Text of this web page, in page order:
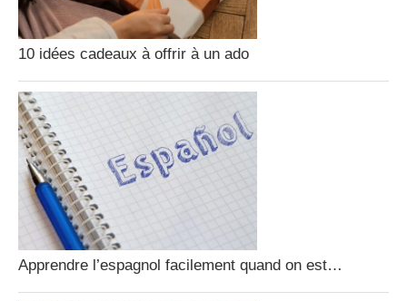
10 idées cadeaux à offrir à un ado
Apprendre l’espagnol facilement quand on est…